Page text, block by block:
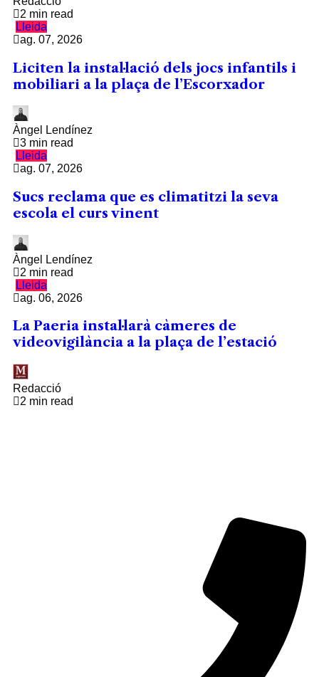
2 min read
Lleida
ag. 07, 2026
Liciten la instal·lació dels jocs infantils i
mobiliari a la plaça de l’Escorxador
Àngel Lendínez
3 min read
Lleida
ag. 07, 2026
Sucs reclama que es climatitzi la seva
escola el curs vinent
Àngel Lendínez
2 min read
Lleida
ag. 06, 2026
La Paeria instal·larà càmeres de
videovigilància a la plaça de l’estació
Redacció
2 min read